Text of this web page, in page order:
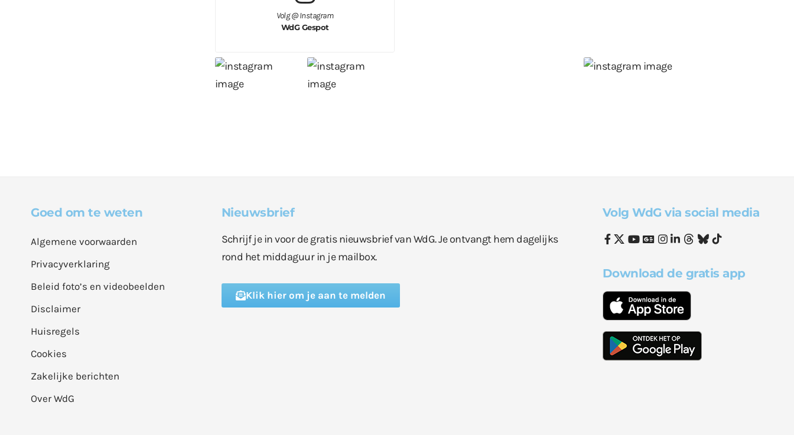
Volg @ Instagram
WdG Gespot
Goed om te weten
Algemene voorwaarden
Privacyverklaring
Beleid foto’s en videobeelden
Disclaimer
Huisregels
Cookies
Zakelijke berichten
Over WdG
Nieuwsbrief
Schrijf je in voor de gratis nieuwsbrief van WdG. Je ontvangt hem dagelijks
rond het middaguur in je mailbox.
Klik hier om je aan te melden
Volg WdG via social media
Download de gratis app